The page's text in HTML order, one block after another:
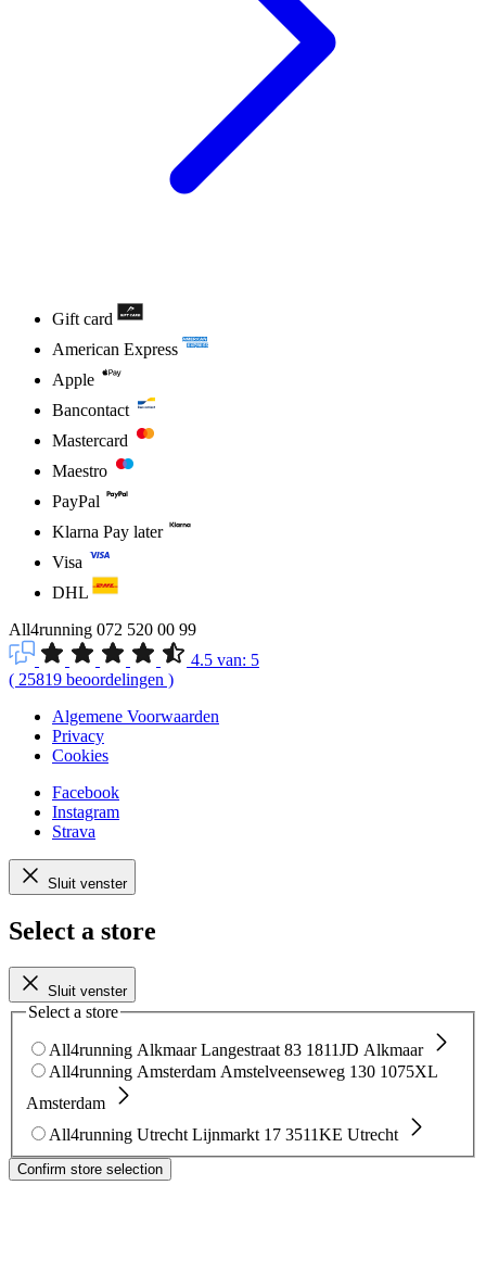
Gift card
American Express
Apple
Bancontact
Mastercard
Maestro
PayPal
Klarna Pay later
Visa
DHL
All4running 072 520 00 99
4.5 van: 5
( 25819 beoordelingen )
Algemene Voorwaarden
Privacy
Cookies
Facebook
Instagram
Strava
Sluit venster
Select a store
Sluit venster
Select a store
All4running Alkmaar Langestraat 83 1811JD Alkmaar
All4running Amsterdam Amstelveenseweg 130 1075XL
Amsterdam
All4running Utrecht Lijnmarkt 17 3511KE Utrecht
Confirm store selection